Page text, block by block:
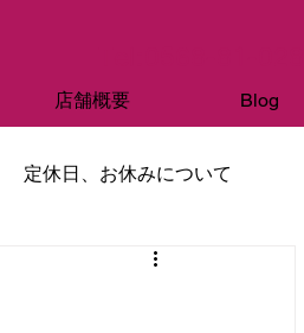
店舗概要 Blog
定休日、お休みについて